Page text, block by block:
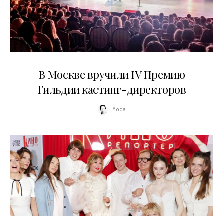
В Москве вручили IV Премию
Гильдии кастинг-директоров
Moda